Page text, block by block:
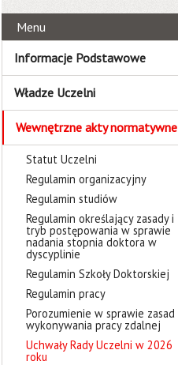
Menu
Informacje Podstawowe
Władze Uczelni
Wewnętrzne akty normatywne
Statut Uczelni
Regulamin organizacyjny
Regulamin studiów
Regulamin określający zasady i
tryb postępowania w sprawie
nadania stopnia doktora w
dyscyplinie
Regulamin Szkoły Doktorskiej
Regulamin pracy
Porozumienie w sprawie zasad
wykonywania pracy zdalnej
Uchwały Rady Uczelni w 2026
roku